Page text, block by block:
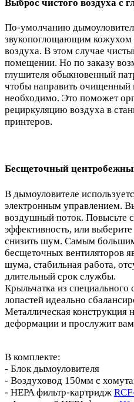
Выброс чистого воздуха с
По-умолчанию
звукопоглощающим кожухом
воздуха. В этом случае
помещении. Но по заказу
глушителя обыкновенный
чтобы направить очищенный
необходимо. Это поможет
рециркуляцию воздуха в
принтеров.
Бесщеточный
В дымоуловителе
электронным управлением.
воздушный поток. Повысьте
эффективность, или
снизить шум. Самым
бесщеточных вентиляторов
шума, стабильная работа,
длительный срок службы.
Крыльчатка из
лопастей идеально
Металлическая конструкция
деформации и прослужит
В комплекте:
- Блок дымоуловителя
- Воздуховод 150мм с
- HEPA фильтр-картридж